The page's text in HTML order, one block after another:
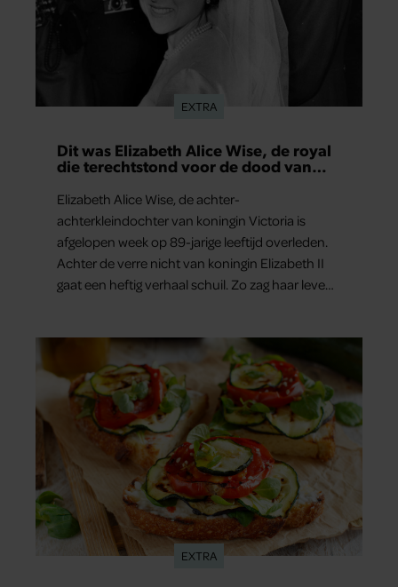
EXTRA
Dit was Elizabeth Alice Wise, de royal
die terechtstond voor de dood van
Elizabeth Alice Wise, de achter-
achterkleindochter van koningin Victoria is
afgelopen week op 89-jarige leeftijd overleden.
Achter de verre nicht van koningin Elizabeth II
gaat een heftig verhaal schuil. Zo zag haar leven
EXTRA